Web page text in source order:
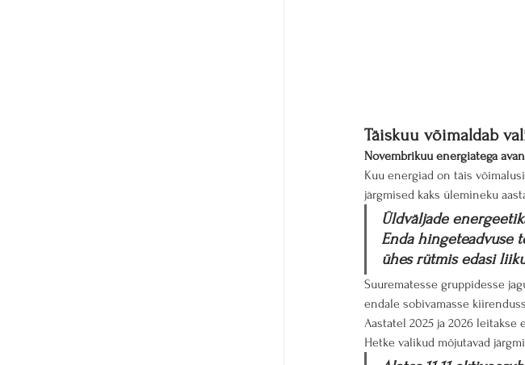
Täiskuu võimaldab
Novembrikuu energiatega
Kuu energiad on täis
järgmised kaks ülemineku
Üldväljade
Enda hingeteadvuse
ühes rütmis edasi
Suurematesse gruppidesse
endale sobivamasse
Aastatel 2025 ja 2026 leitakse
Hetke valikud mõjutavad